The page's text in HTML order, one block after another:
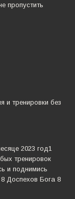
пропустить
и тренировки без
2023 год1
тренировок
и поднимись
Доспехов Бога 8